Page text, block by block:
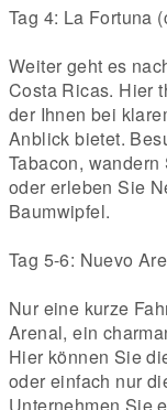
Tag 4: La Fortuna
Weiter geht es
Costa Ricas. Hier
der Ihnen bei
Anblick bietet.
Tabacon,
oder erleben Sie
Baumwipfel.
Tag 5-6: Nuevo
Nur eine kurze
Arenal, ein
Hier können Sie
oder einfach nur
Unternehmen Sie